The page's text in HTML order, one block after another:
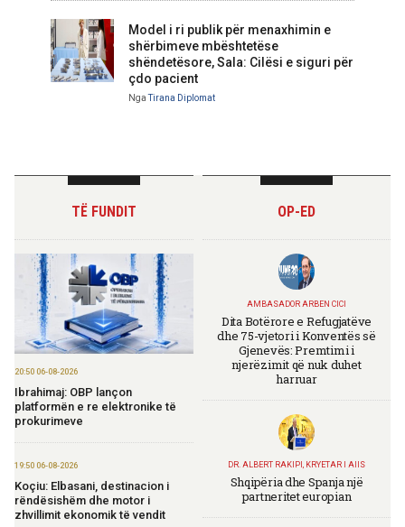
Model i ri publik për menaxhimin e
shërbimeve mbështetëse
shëndetësore, Sala: Cilësi e siguri për
çdo pacient
NgaTirana Diplomat
TË FUNDIT
20:50 06-08-2026
Ibrahimaj: OBP lançon
platformën e re elektronike të
prokurimeve
19:50 06-08-2026
Koçiu: Elbasani, destinacion i
rëndësishëm dhe motor i
zhvillimit ekonomik të vendit
OP-ED
AMBASADOR ARBEN CICI
Dita Botërore e Refugjatëve
dhe 75-vjetori i Konventës së
Gjenevës: Premtimi i
njerëzimit që nuk duhet
harruar
DR. ALBERT RAKIPI, KRYETAR I AIIS
Shqipëria dhe Spanja një
partneritet europian